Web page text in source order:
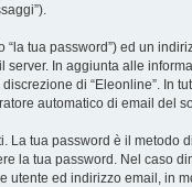
tua password”) ed un
In aggiunta alle
di “Eleonline”. In
automatico di email del
La tua password è il metodo
la tua password. Nel caso
utente ed indirizzo email, in